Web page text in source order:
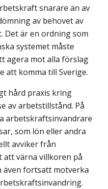
snarare än av
av behovet av
Det är en ordning som
systemet måste
agera mot alla förslag
att komma till Sverige.
hård praxis kring
av arbets­tillstånd. På
arbetskraftsinvandrare
som lön eller andra
avviker från
att värna villkoren på
även fortsatt motverka